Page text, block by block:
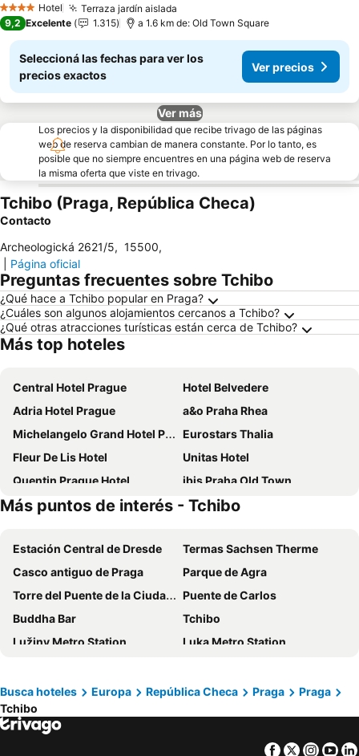
4 EstrellasHotel Terraza jardín aislada
9,2 Excelente 1.315 a 1.6 km de: Old Town Square
Seleccioná las fechas para ver los
precios exactos
Ver precios
Ver más
Los precios y la disponibilidad que recibe trivago de las páginas
web de reserva cambian de manera constante. Por lo tanto, es
posible que no siempre encuentres en una página web de reserva
la misma oferta que viste en trivago.
Tchibo (Praga, República Checa)
Contacto
Archeologická 2621/5, 15500,
Página oficial
Preguntas frecuentes sobre Tchibo
¿Qué hace a Tchibo popular en Praga?
¿Cuáles son algunos alojamientos cercanos a Tchibo?
¿Qué otras atracciones turísticas están cerca de Tchibo?
Más top hoteles
Central Hotel Prague
Hotel Belvedere
Adria Hotel Prague
a&o Praha Rhea
Michelangelo Grand Hotel Prague
Eurostars Thalia
Fleur De Lis Hotel
Unitas Hotel
Quentin Prague Hotel
ibis Praha Old Town
The Cloud One Prague
Palac U Kocku
Hilton Prague Atrium
Grandior Hotel Prague
Hotel Bologna
Hotel 16
MeetMe23
Royal Road Residence
ibis Praha Mala Strana
Prague Centre Plaza
Hotel Arko
Residence Corto Old Town
Hotel Superior Prague
Hotel Dar
Hotel Svatojansky Dvur
Grand Hotel Prague Towers
Más puntos de interés - Tchibo
Estación Central de Dresde
Termas Sachsen Therme
Casco antiguo de Praga
Parque de Agra
Torre del Puente de la Ciudad Vieja
Puente de Carlos
Buddha Bar
Tchibo
Lužiny Metro Station
Luka Metro Station
Butovice
Stodůlky Metro Station
Řeporyje
Golf Club Praha
Busca hoteles Europa República Checa Praga
Praga
Tchibo
Facebook
Twitter